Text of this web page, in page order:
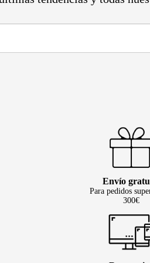
Envío
Para pedidos
300€